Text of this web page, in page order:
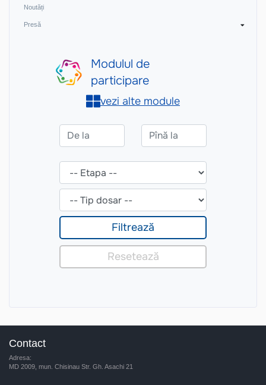
Noutăți
Presă
Contact
Adresa:
MD 2009, mun. Chisinau Str. Gh. Asachi 21